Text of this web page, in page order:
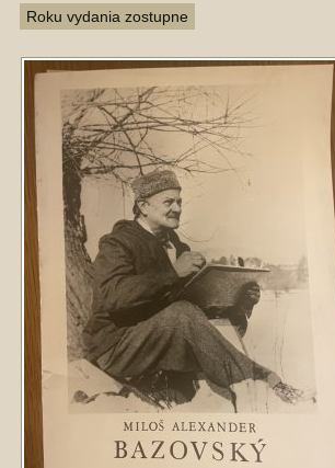
Roku vydania zostupne